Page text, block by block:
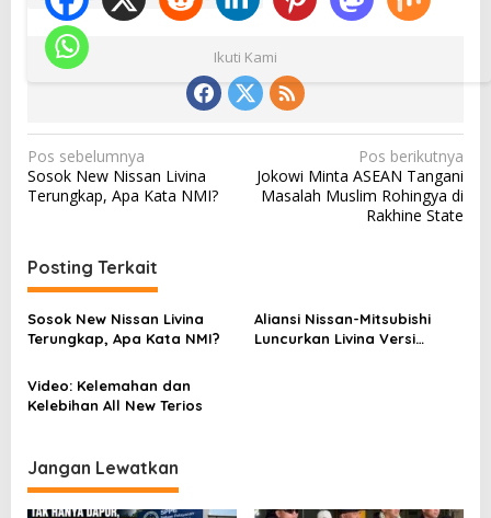
Ikuti Kami
N
a
g
a
s
p
s
Pos sebelumnya
Sosok New Nissan Livina
Terungkap, Apa Kata NMI?
Pos berikutnya
Jokowi Minta ASEAN Tangani
Masalah Muslim Rohingya di
Rakhine State
Posting Terkait
Sosok New Nissan Livina
Terungkap, Apa Kata NMI?
Aliansi Nissan-Mitsubishi
Luncurkan Livina Versi
Video: Kelemahan dan
Kelebihan All New Terios
Jangan Lewatkan